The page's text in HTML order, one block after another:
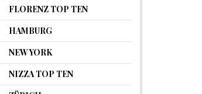
FLORENZ TOP TEN
HAMBURG
NEW YORK
NIZZA TOP TEN